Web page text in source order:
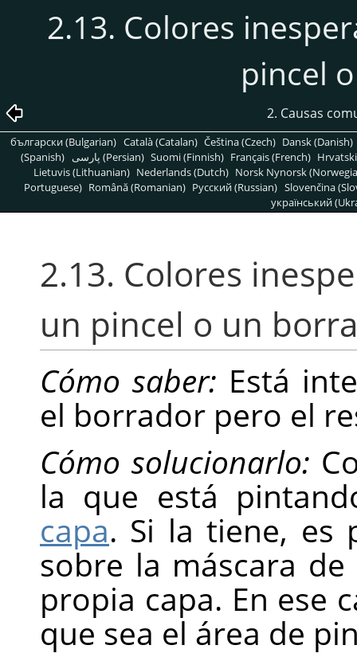
2.13. Colores
pincel
2. Causas
български (Bulgarian) Català (Catalan) Čeština (Czech) Dansk (Danish)
(Spanish)
پارسی (Persian) Suomi (Finnish) Français (French)
Lietuvis (Lithuanian) Nederlands (Dutch) Norsk Nynorsk
Portuguese) Română (Romanian) Pусский (Russian) Slovenčina
український
2.13. Colores
un pincel o un
Cómo saber: Está
el borrador pero el
Cómo solucionarlo:
la que está
capa. Si la tiene, es
sobre la máscara
propia capa. En ese
que sea el área de